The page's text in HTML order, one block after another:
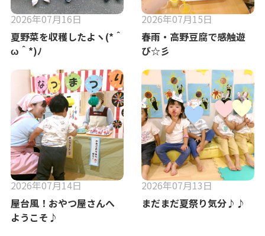
2026年07月16日
夏野菜を収穫したよヽ(*＾
ω＾*)ﾉ
2026年07月15日
春雨・高野豆腐で感触遊
び☆彡
2026年07月14日
屋台風！おやつ屋さんへ
ようこそ♪
2026年07月13日
まだまだ夏祭り気分♪♪